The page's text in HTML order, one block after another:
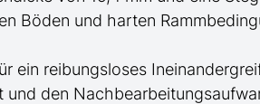
Böden und harten
ein reibungsloses
den